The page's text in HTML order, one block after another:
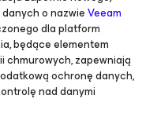
o nazwieVeeam
dla platform
będące elementem
chmurowych,zapewniają
ochronę danych,
nad danymi